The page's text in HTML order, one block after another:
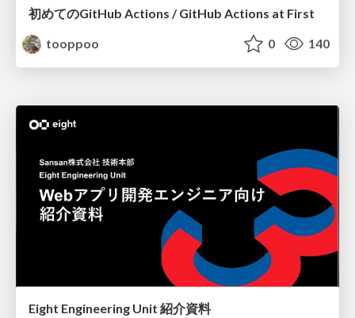
初めてのGitHub Actions / GitHub Actions at First
tooppoo
0 140
Eight Engineering Unit 紹介資料